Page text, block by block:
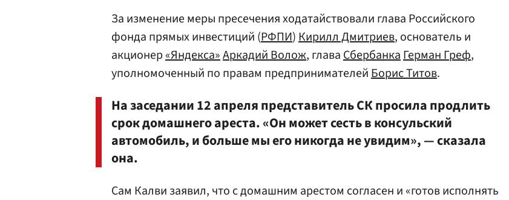
За изменение меры пресечения ходатайствовали глава Российского
фонда прямых инвестиций (РФПИ)Кирилл Дмитриев, основатель и
акционер«Яндекса»Аркадий Волож, главаСбербанкаГерман Греф,
уполномоченный по правам предпринимателейБорис Титов.
На заседании 12 апреля представитель СК просила продлить
срок домашнего ареста. «Он может сесть в консульский
автомобиль, и больше мы его никогда не увидим», — сказала
она.
Сам Калви заявил, что с домашним арестом согласен и «готов исполнять